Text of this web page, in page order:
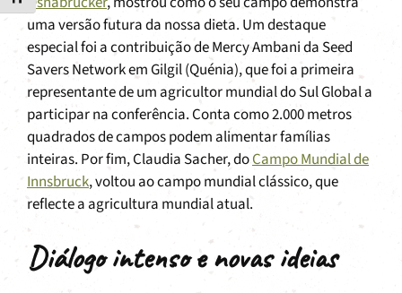
uma versão futura da nossa dieta. Um destaque
especial foi a contribuição de Mercy Ambani da Seed
Savers Network em Gilgil (Quénia), que foi a primeira
representante de um agricultor mundial do Sul Global a
participar na conferência. Conta como 2.000 metros
quadrados de campos podem alimentar famílias
inteiras. Por fim, Claudia Sacher, doCampo Mundial de
Innsbruck, voltou ao campo mundial clássico, que
reflecte a agricultura mundial atual.
Diálogo intenso e novas ideias